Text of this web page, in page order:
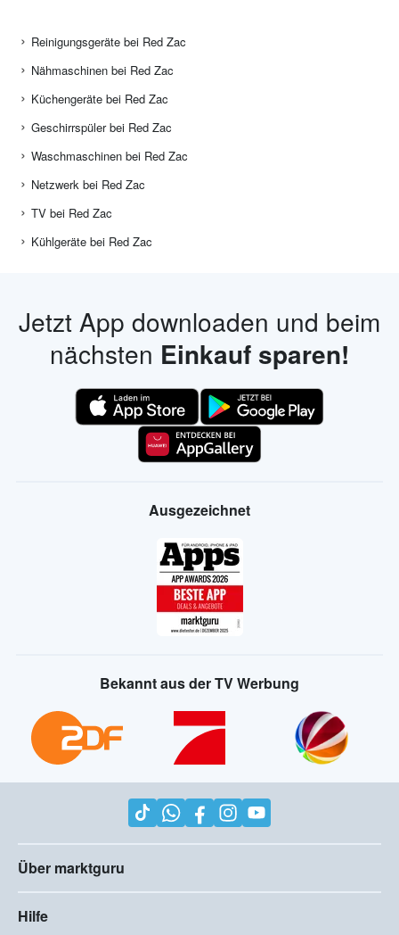
Reinigungsgeräte bei Red Zac
Nähmaschinen bei Red Zac
Küchengeräte bei Red Zac
Geschirrspüler bei Red Zac
Waschmaschinen bei Red Zac
Netzwerk bei Red Zac
TV bei Red Zac
Kühlgeräte bei Red Zac
Jetzt App downloaden und beim
nächsten Einkauf sparen!
Ausgezeichnet
Bekannt aus der TV Werbung
Über marktguru
Hilfe